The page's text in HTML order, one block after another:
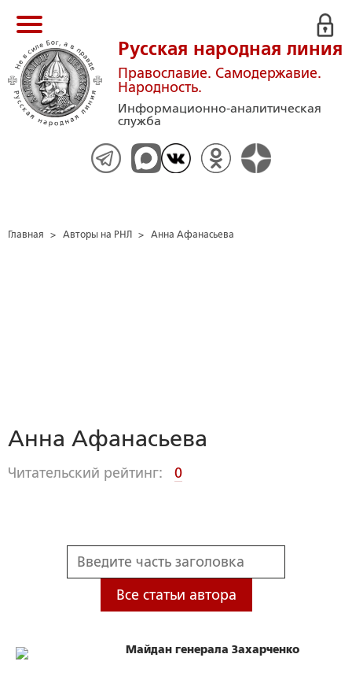
Русская народная линия
Православие. Самодержавие.
Народность.
Информационно-аналитическая
служба
Главная > Авторы на РНЛ > Анна Афанасьева
Анна Афанасьева
Читательский рейтинг: 0
Все статьи автора
Майдан генерала Захарченко